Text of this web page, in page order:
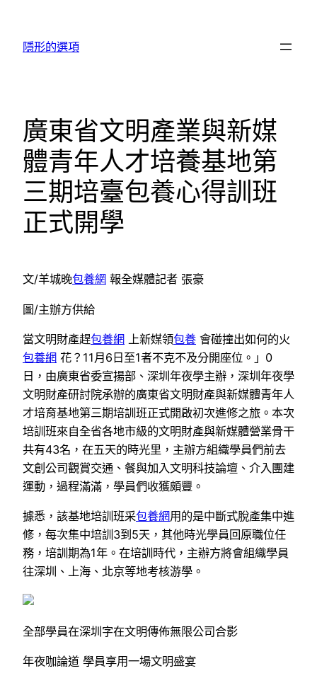
隱形的選項
廣東省文明產業與新媒
體青年人才培養基地第
三期培臺包養心得訓班
正式開學
文/羊城晚包養網 報全媒體記者 張豪
圖/主辦方供給
當文明財產趕包養網 上新媒領包養 會碰撞出如何的火
包養網 花？11月6日至1者不克不及分開座位。」0
日，由廣東省委宣揚部、深圳年夜學主辦，深圳年夜學
文明財產研討院承辦的廣東省文明財產與新媒體青年人
才培育基地第三期培訓班正式開啟初次進修之旅。本次
培訓班來自全省各地市級的文明財產與新媒體營業骨干
共有43名，在五天的時光里，主辦方組織學員們前去
文創公司觀賞交通、餐與加入文明科技論壇、介入團建
運動，過程滿滿，學員們收獲頗豐。
據悉，該基地培訓班采包養網用的是中斷式脫產集中進
修，每次集中培訓3到5天，其他時光學員回原職位任
務，培訓期為1年。在培訓時代，主辦方將會組織學員
往深圳、上海、北京等地考核游學。
全部學員在深圳字在文明傳佈無限公司合影
年夜咖論道 學員享用一場文明盛宴